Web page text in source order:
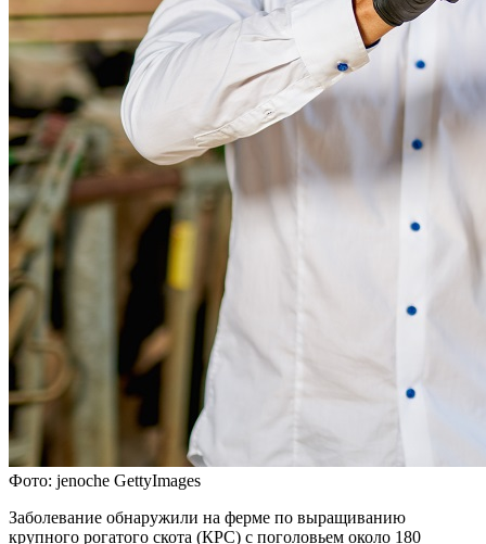
Фото: jenoche GettyImages
Заболевание обнаружили на ферме по выращиванию
крупного рогатого скота (КРС) с поголовьем около 180